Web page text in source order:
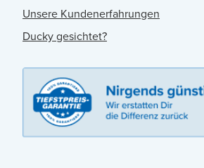
Unsere Kundenerfahrungen
Ducky gesichtet?